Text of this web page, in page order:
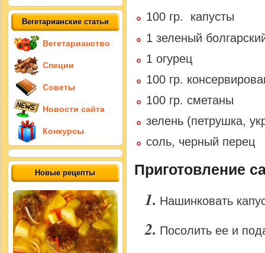
100 гр. капусты
1 зеленый
1 огурец
100 гр.
100 гр. сметаны
зелень (петрушка,
соль, черный перец
Приготовление
Нашинковать
Посолить ее и
Вегетарианские статьи
Вегетарианство
Специи
Советы
Новости сайта
Конкурсы
Новые рецепты